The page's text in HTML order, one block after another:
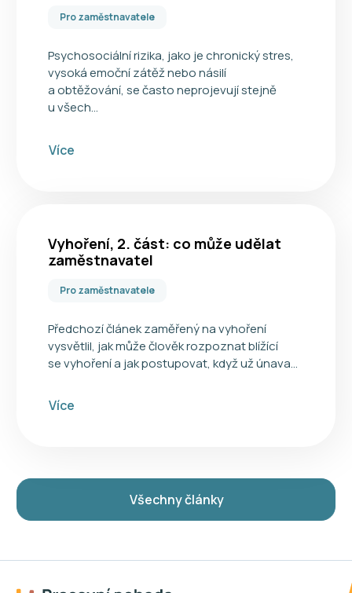
Pro zaměstnavatele
Psychosociální rizika, jako je chronický stres,
vysoká emoční zátěž nebo násilí
a obtěžování, se často neprojevují stejně
u všech…
Více
Vyhoření, 2. část: co může udělat
zaměstnavatel
Pro zaměstnavatele
Předchozí článek zaměřený na vyhoření
vysvětlil, jak může člověk rozpoznat blížící
se vyhoření a jak postupovat, když už únava…
Více
Všechny články